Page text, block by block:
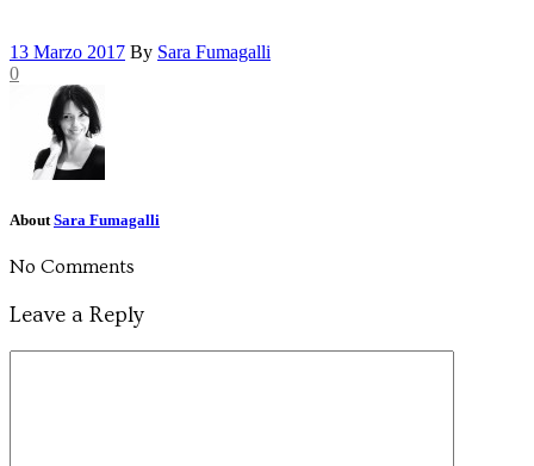
13 Marzo 2017 By Sara Fumagalli
0
About Sara Fumagalli
No Comments
Leave a Reply